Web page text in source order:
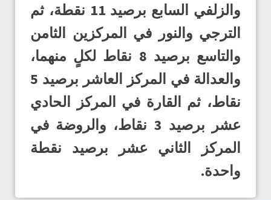
والزلفي السابع برصيد 11 نقطة، ثم
الترجي والنور في المركزين الثامن
والتاسع برصيد 8 نقاط لكلٍ منهما،
والعدالة في المركز العاشر برصيد 5
نقاط، ثم القارة في المركز الحادي
عشر برصيد 3 نقاط، والروضة في
المركز الثاني عشر برصيد نقطة
واحدة.